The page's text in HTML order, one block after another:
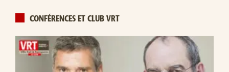
CONFÉRENCES ET CLUB VRT